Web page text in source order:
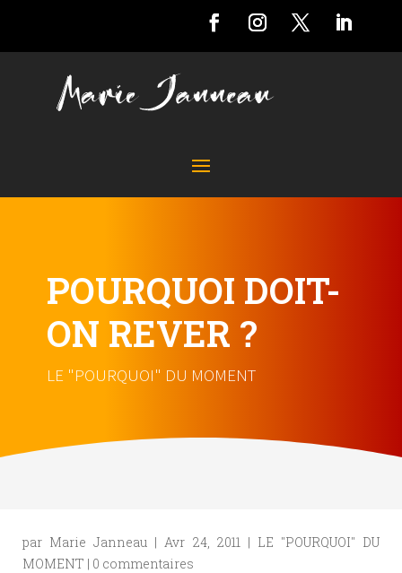
POURQUOI DOIT-
ON REVER ?
LE "POURQUOI" DU MOMENT
par Marie Janneau |Avr 24, 2011| LE "POURQUOI" DU
MOMENT | 0 commentaires